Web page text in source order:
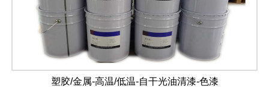
塑胶/金属-高温/低温-自干光油清漆-色漆